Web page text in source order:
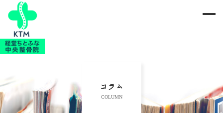
コラム
COLUMN
当院のご紹介
お知らせ